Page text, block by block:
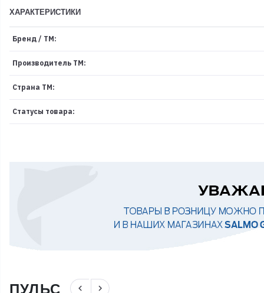
ХАРАКТЕРИСТИКИ
Бренд / ТМ:
Производитель ТМ:
Страна ТМ:
Статусы товара:
ПУЛЬС navigate_before navigate_next